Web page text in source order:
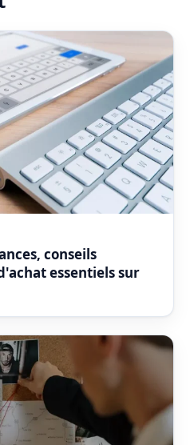
conseils
essentiels sur